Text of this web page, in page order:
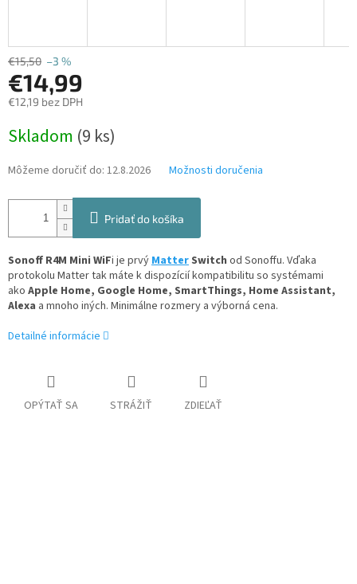
€15,50 –3 %
€14,99
€12,19 bez DPH
cena:
Skladom (9 ks)
Môžeme doručiť do: 12.8.2026 Možnosti doručenia
Pridať do košíka
Sonoff R4M Mini WiFi je prvýMatterSwitch od Sonoffu. Vďaka
protokolu Matter tak máte k dispozícií kompatibilitu so systémami
ako Apple Home, Google Home, SmartThings, Home Assistant,
Alexa a mnoho iných. Minimálne rozmery a výborná cena.
Detailné informácie
OPÝTAŤ SA STRÁŽIŤ ZDIEĽAŤ